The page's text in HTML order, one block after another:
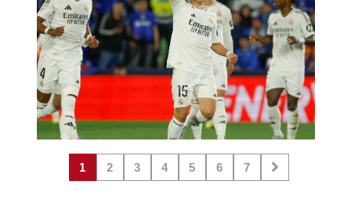
1 2 3 4 5 6 7